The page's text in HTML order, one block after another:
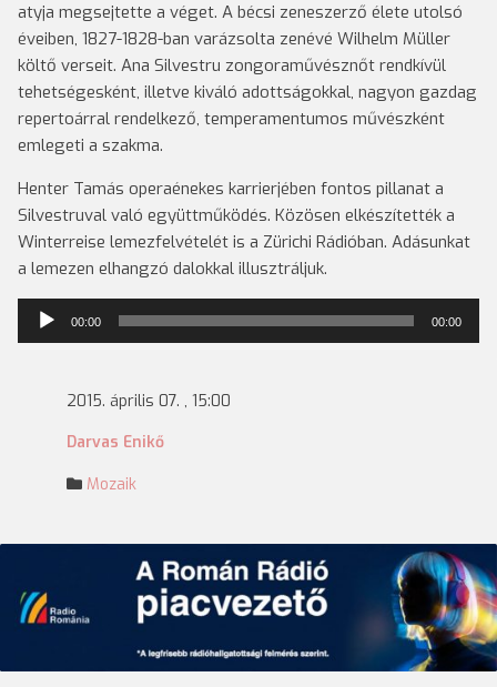
atyja megsejtette a véget. A bécsi zeneszerző élete utolsó
éveiben, 1827-1828-ban varázsolta zenévé Wilhelm Müller
költő verseit. Ana Silvestru zongoraművésznőt rendkívül
tehetségesként, illetve kiváló adottságokkal, nagyon gazdag
repertoárral rendelkező, temperamentumos művészként
emlegeti a szakma.
Henter Tamás operaénekes karrierjében fontos pillanat a
Silvestruval való együttműködés. Közösen elkészítették a
Winterreise lemezfelvételét is a Zürichi Rádióban. Adásunkat
a lemezen elhangzó dalokkal illusztráljuk.
Audió
lejátszó
00:00 00:00
2015. április 07. , 15:00
Darvas Enikő
Mozaik